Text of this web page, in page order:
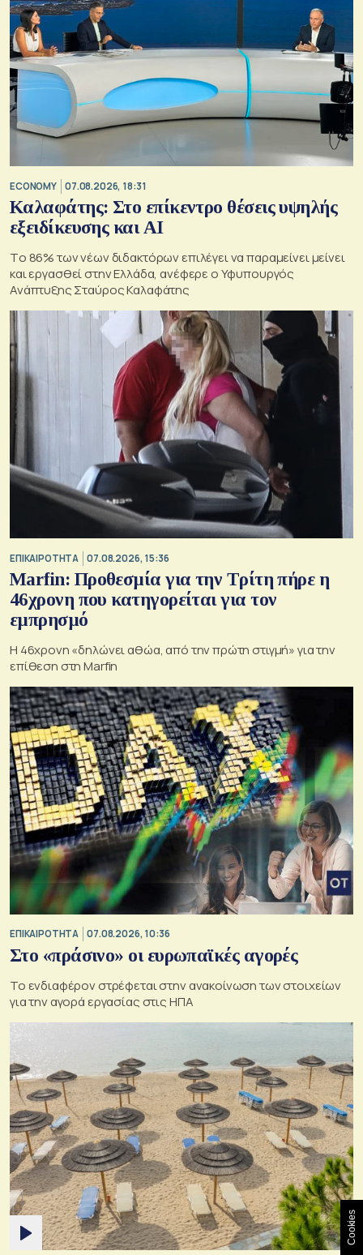
ECONOMY 07.08.2026, 18:31
Καλαφάτης: Στο επίκεντρο θέσεις υψηλής
εξειδίκευσης και AI
Tο 86% των νέων διδακτόρων επιλέγει να παραμείνει μείνει
και εργασθεί στην Ελλάδα, ανέφερε ο Υφυπουργός
Ανάπτυξης Σταύρος Καλαφάτης
ΕΠΙΚΑΙΡΟΤΗΤΑ 07.08.2026, 15:36
Marfin: Προθεσμία για την Τρίτη πήρε η
46χρονη που κατηγορείται για τον
εμπρησμό
H 46χρονη «δηλώνει αθώα, από την πρώτη στιγμή» για την
επίθεση στη Marfin
ΕΠΙΚΑΙΡΟΤΗΤΑ 07.08.2026, 10:36
Στο «πράσινο» οι ευρωπαϊκές αγορές
Το ενδιαφέρον στρέφεται στην ανακοίνωση των στοιχείων
για την αγορά εργασίας στις ΗΠΑ
Cookies